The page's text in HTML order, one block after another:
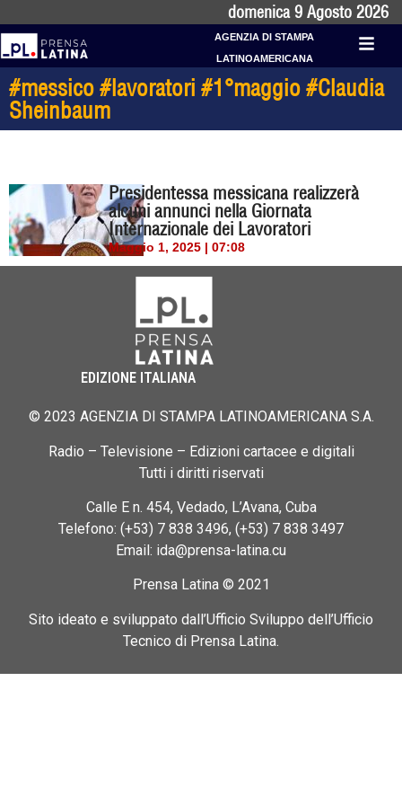
domenica 9 Agosto 2026
AGENZIA DI STAMPA
LATINOAMERICANA
#messico #lavoratori #1°maggio #Claudia
Sheinbaum
Presidentessa messicana realizzerà
alcuni annunci nella Giornata
Internazionale dei Lavoratori
Maggio 1, 2025 | 07:08
EDIZIONE ITALIANA
© 2023 AGENZIA DI STAMPA LATINOAMERICANA S.A.
Radio – Televisione – Edizioni cartacee e digitali
Tutti i diritti riservati
Calle E n. 454, Vedado, L’Avana, Cuba
Telefono: (+53) 7 838 3496, (+53) 7 838 3497
Email: ida@prensa-latina.cu
Prensa Latina © 2021
Sito ideato e sviluppato dall’Ufficio Sviluppo dell’Ufficio
Tecnico di Prensa Latina.